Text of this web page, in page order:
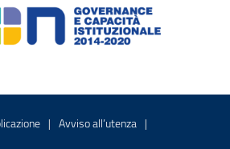
Sito interno - Apre in una nuova
Avviso all’utenza Sito interno -